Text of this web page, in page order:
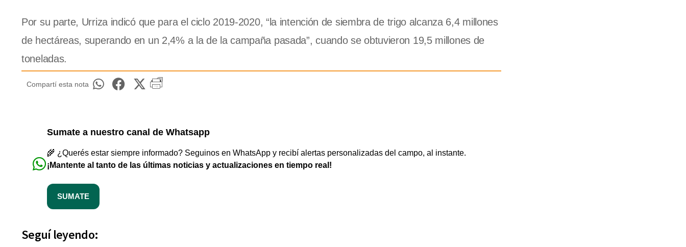
Por su parte, Urriza indicó que para el ciclo 2019-2020, “la intención de siembra de trigo alcanza 6,4 millones
de hectáreas, superando en un 2,4% a la de la campaña pasada”, cuando se obtuvieron 19,5 millones de
toneladas.
Compartí esta nota
Sumate a nuestro canal de Whatsapp
🌾 ¿Querés estar siempre informado? Seguinos en WhatsApp y recibí alertas personalizadas del campo, al instante.
¡Mantente al tanto de las últimas noticias y actualizaciones en tiempo real!
SUMATE
Seguí leyendo: